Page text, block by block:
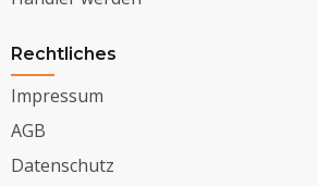
Rechtliches
Impressum
AGB
Datenschutz